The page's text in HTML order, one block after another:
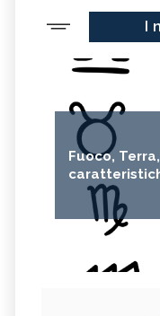
Fuoco,